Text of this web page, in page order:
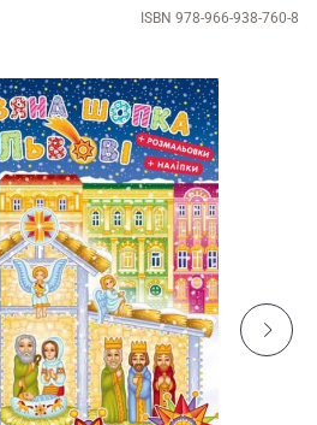
ISBN 978-966-938-760-8